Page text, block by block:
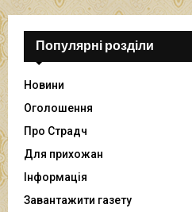
а
ч
Популярні розділи
Новини
Оголошення
Про Страдч
Для прихожан
Інформація
Завантажити газету